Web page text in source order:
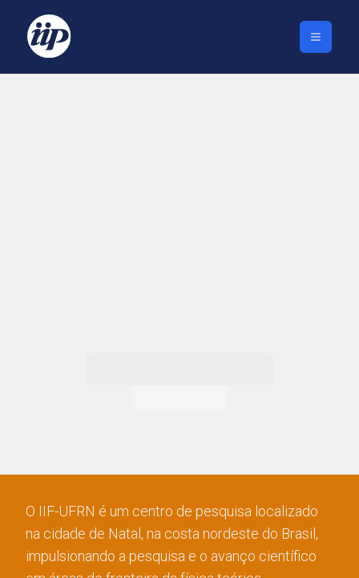
O IIF-UFRN é um centro de pesquisa localizado
na cidade de Natal, na costa nordeste do Brasil,
impulsionando a pesquisa e o avanço científico